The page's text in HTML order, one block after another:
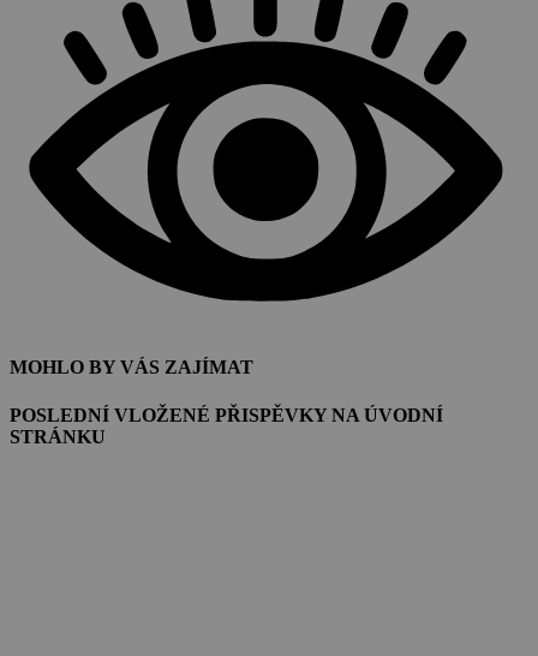
MOHLO BY VÁS ZAJÍMAT
POSLEDNÍ VLOŽENÉ PŘISPĚVKY NA ÚVODNÍ
STRÁNKU